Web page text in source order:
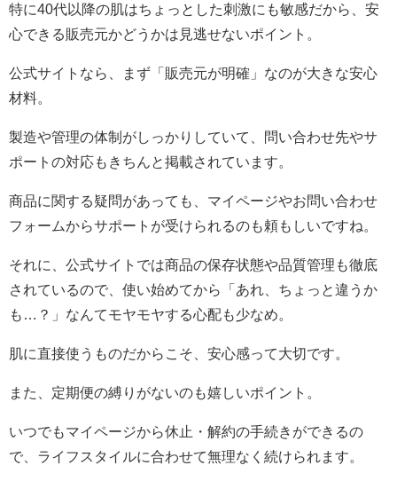
特に40代以降の肌はちょっとした刺激にも敏感だから、安
心できる販売元かどうかは見逃せないポイント。
公式サイトなら、まず「販売元が明確」なのが大きな安心
材料。
製造や管理の体制がしっかりしていて、問い合わせ先やサ
ポートの対応もきちんと掲載されています。
商品に関する疑問があっても、マイページやお問い合わせ
フォームからサポートが受けられるのも頼もしいですね。
それに、公式サイトでは商品の保存状態や品質管理も徹底
されているので、使い始めてから「あれ、ちょっと違うか
も…？」なんてモヤモヤする心配も少なめ。
肌に直接使うものだからこそ、安心感って大切です。
また、定期便の縛りがないのも嬉しいポイント。
いつでもマイページから休止・解約の手続きができるの
で、ライフスタイルに合わせて無理なく続けられます。